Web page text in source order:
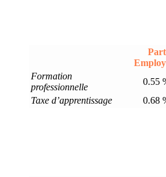
Part
Formation
professionnelle
0.55
Taxe d’apprentissage
0.68